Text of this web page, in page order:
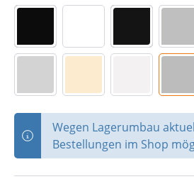
Wegen Lagerumbau
Bestellungen im Shop